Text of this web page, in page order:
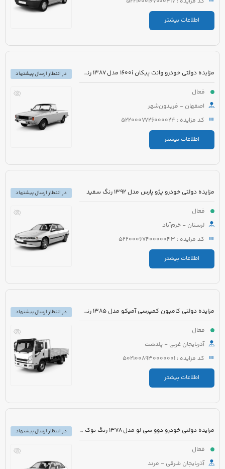
اطلاعات بیشتر
مزایده دولتی خودرو وانت پیکان 1600i مدل 1387 رنگ سفید
فعال
اصفهان - فریدون‌شهر
کد مزایده : 5220007726000024
اطلاعات بیشتر
در انتظار ارسال پیشنهاد
مزایده دولتی خودرو پژو پارس مدل 1392 رنگ سفید
فعال
لرستان - خرم‌آباد
کد مزایده : 5220006740000043
اطلاعات بیشتر
در انتظار ارسال پیشنهاد
مزایده دولتی کامیون کمپرسی آمیکو مدل 1385 رنگ سفید نارنجی
فعال
آذربایجان غربی - پلدشت
کد مزایده : 5021008930000001
اطلاعات بیشتر
در انتظار ارسال پیشنهاد
مزایده دولتی خودرو دوو سی لو مدل 1378 رنگ نوک مدادی
فعال
آذربایجان شرقی - مرند
در انتظار ارسال پیشنهاد